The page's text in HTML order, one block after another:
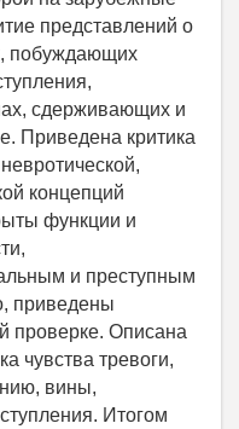
представлений о
побуждающих
сдерживающих и
Приведена критика
концепций
функции и
и преступным
приведены
проверке. Описана
чувства тревоги,
вины,
Итогом